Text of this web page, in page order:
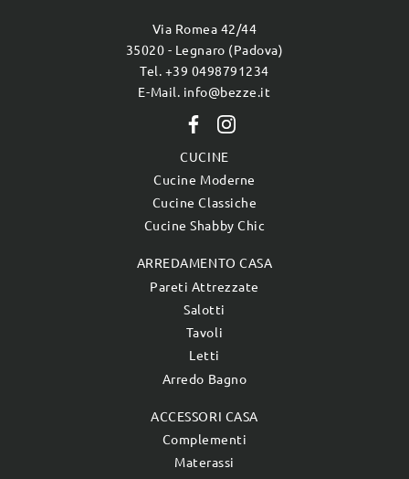
Via Romea 42/44
35020 - Legnaro (Padova)
Tel. +39 0498791234
E-Mail. info@bezze.it
CUCINE
Cucine Moderne
Cucine Classiche
Cucine Shabby Chic
ARREDAMENTO CASA
Pareti Attrezzate
Salotti
Tavoli
Letti
Arredo Bagno
ACCESSORI CASA
Complementi
Materassi